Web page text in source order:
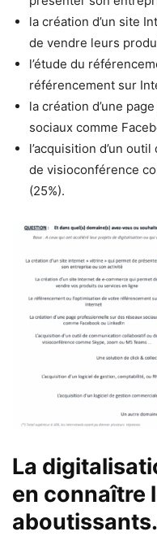
la création d’un site
de vendre leurs
l’étude du
référencement sur
la création d’une
sociaux comme
l’acquisition d’un
de visioconférence
(25%).
La
en connaître
aboutissants.